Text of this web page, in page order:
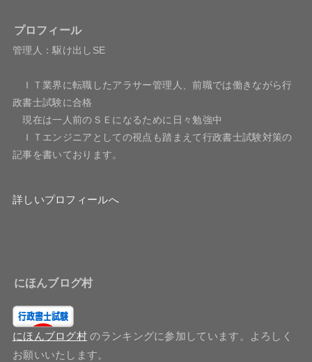
プロフィール
管理人：駆け出しSE
ＩＴ業界に転職したアラサー管理人、前職では働きながら行
政書士試験に合格
現在は一人前のＳＥになるために日々勉強中
ＩＴエンジニアとしての視点も踏まえて行政書士試験対策の
記事を書いております。
詳しいプロフィールへ
にほんブログ村
にほんブログ村 のランキングに参加しています。よろしく
お願いいたします。